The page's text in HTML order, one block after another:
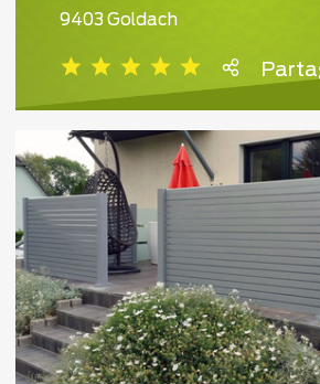
9403 Goldach